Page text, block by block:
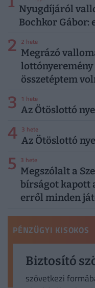
Nyugdíjáról
Bochkor Gábor:
2 2 hete
Megrázó
lottónyeremény
összetéptem
3 1 hete
Az Ötöslottó
4 3 hete
Az Ötöslottó
5 3 hete
Megszólalt a
bírságot kapott
erről minden
PÉNZÜGYI KISOKOS
Biztosító
szövetkezi